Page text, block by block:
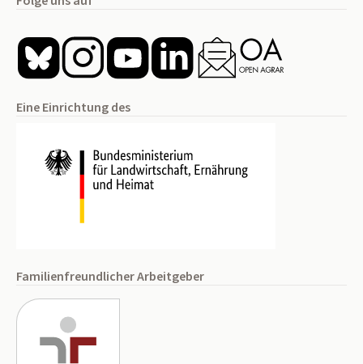
Eine Einrichtung des
Familienfreundlicher Arbeitgeber